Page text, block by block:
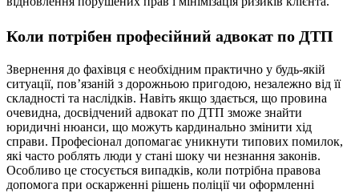
Коли потрібен професійний адвокат по ДТП
Звернення до фахівця є необхідним практично у будь-якій
ситуації, пов’язаній з дорожньою пригодою, незалежно від її
складності та наслідків. Навіть якщо здається, що провина
очевидна, досвідчений адвокат по ДТП зможе знайти
юридичні нюанси, що можуть кардинально змінити хід
справи. Професіонал допомагає уникнути типових помилок,
які часто роблять люди у стані шоку чи незнання законів.
Особливо це стосується випадків, коли потрібна правова
допомога при оскарженні рішень поліції чи оформленні